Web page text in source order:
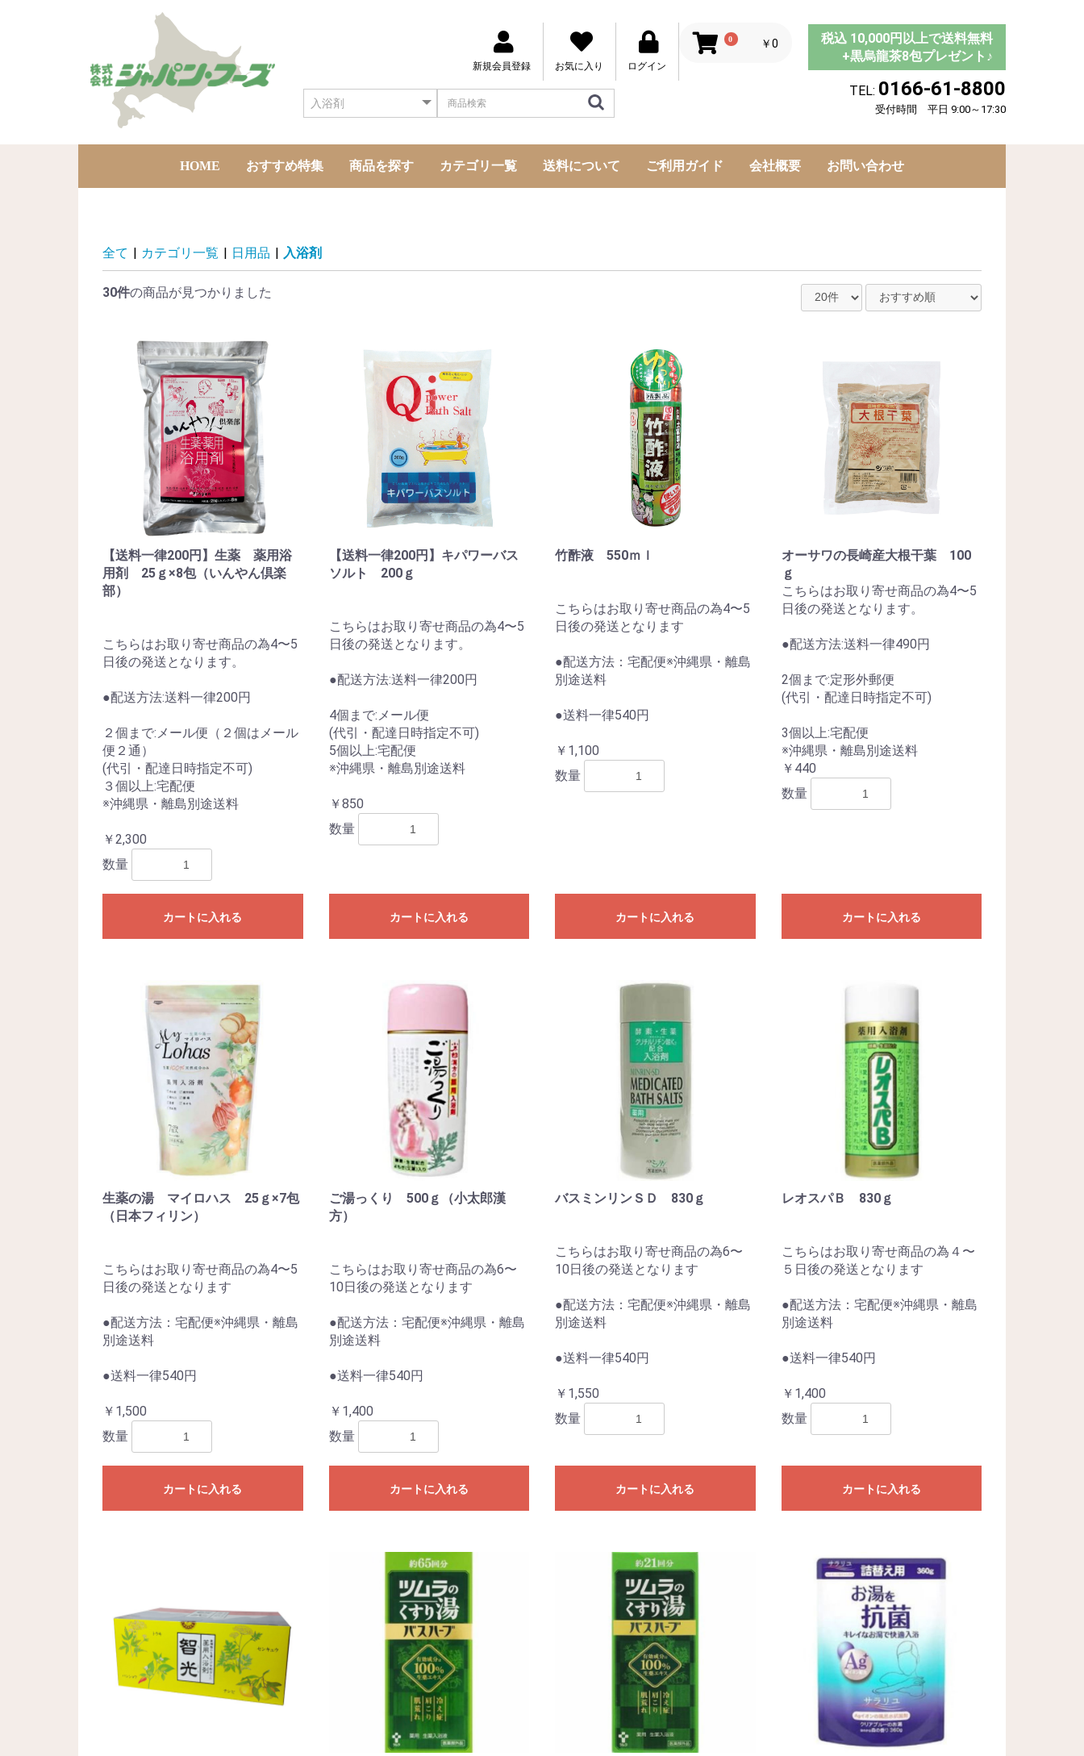
新規会員登録 お気に入り ログイン
0 ￥0
税込 10,000円以上で送料無料
+黒烏龍茶8包プレゼント♪
TEL: 0166-61-8800
受付時間 平日 9:00～17:30
HOME おすすめ特集 商品を探す カテゴリ一覧 送料について ご利用ガイド 会社概要 お問い合わせ
全て | カテゴリ一覧 | 日用品 | 入浴剤
30件の商品が見つかりました
【送料一律200円】生薬 薬用浴
用剤 25ｇ×8包（いんやん倶楽
部）
こちらはお取り寄せ商品の為4〜5
日後の発送となります。
●配送方法:送料一律200円
２個まで:メール便（２個はメール
便２通）
(代引・配達日時指定不可)
３個以上:宅配便
※沖縄県・離島別途送料
￥2,300
数量
カートに入れる
【送料一律200円】キパワーバス
ソルト 200ｇ
こちらはお取り寄せ商品の為4〜5
日後の発送となります。
●配送方法:送料一律200円
4個まで:メール便
(代引・配達日時指定不可)
5個以上:宅配便
※沖縄県・離島別途送料
￥850
数量
カートに入れる
竹酢液 550ｍｌ
こちらはお取り寄せ商品の為4〜5
日後の発送となります
●配送方法：宅配便※沖縄県・離島
別途送料
●送料一律540円
￥1,100
数量
カートに入れる
オーサワの長崎産大根干葉 100
ｇ
こちらはお取り寄せ商品の為4〜5
日後の発送となります。
●配送方法:送料一律490円
2個まで:定形外郵便
(代引・配達日時指定不可)
3個以上:宅配便
※沖縄県・離島別途送料
￥440
数量
カートに入れる
生薬の湯 マイロハス 25ｇ×7包
（日本フィリン）
こちらはお取り寄せ商品の為4〜5
日後の発送となります
●配送方法：宅配便※沖縄県・離島
別途送料
●送料一律540円
￥1,500
数量
カートに入れる
ご湯っくり 500ｇ（小太郎漢
方）
こちらはお取り寄せ商品の為6〜
10日後の発送となります
●配送方法：宅配便※沖縄県・離島
別途送料
●送料一律540円
￥1,400
数量
カートに入れる
バスミンリンＳＤ 830ｇ
こちらはお取り寄せ商品の為6〜
10日後の発送となります
●配送方法：宅配便※沖縄県・離島
別途送料
●送料一律540円
￥1,550
数量
カートに入れる
レオスパＢ 830ｇ
こちらはお取り寄せ商品の為４〜
５日後の発送となります
●配送方法：宅配便※沖縄県・離島
別途送料
●送料一律540円
￥1,400
数量
カートに入れる